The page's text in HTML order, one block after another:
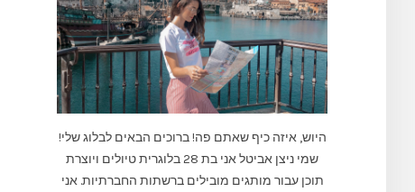
היוש, איזה כיף שאתם פה! ברוכים הבאים לבלוג שלי!
שמי ניצן אביטל אני בת 28 בלוגרית טיולים ויוצרת
תוכן עבור מותגים מובילים ברשתות החברתיות. אני